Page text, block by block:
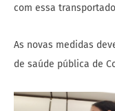
com essa
As novas medidas
de saúde pública de